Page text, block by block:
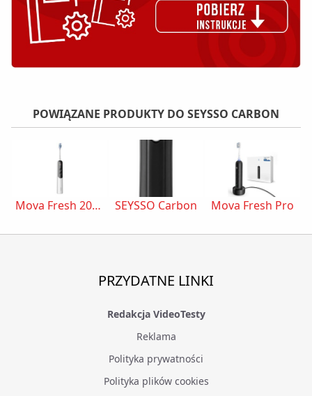
POWIĄZANE PRODUKTY DO SEYSSO CARBON
Mova Fresh 20 Sensus SEYSSO Carbon Mova Fresh Pro
PRZYDATNE LINKI
Redakcja VideoTesty
Reklama
Polityka prywatności
Polityka plików cookies